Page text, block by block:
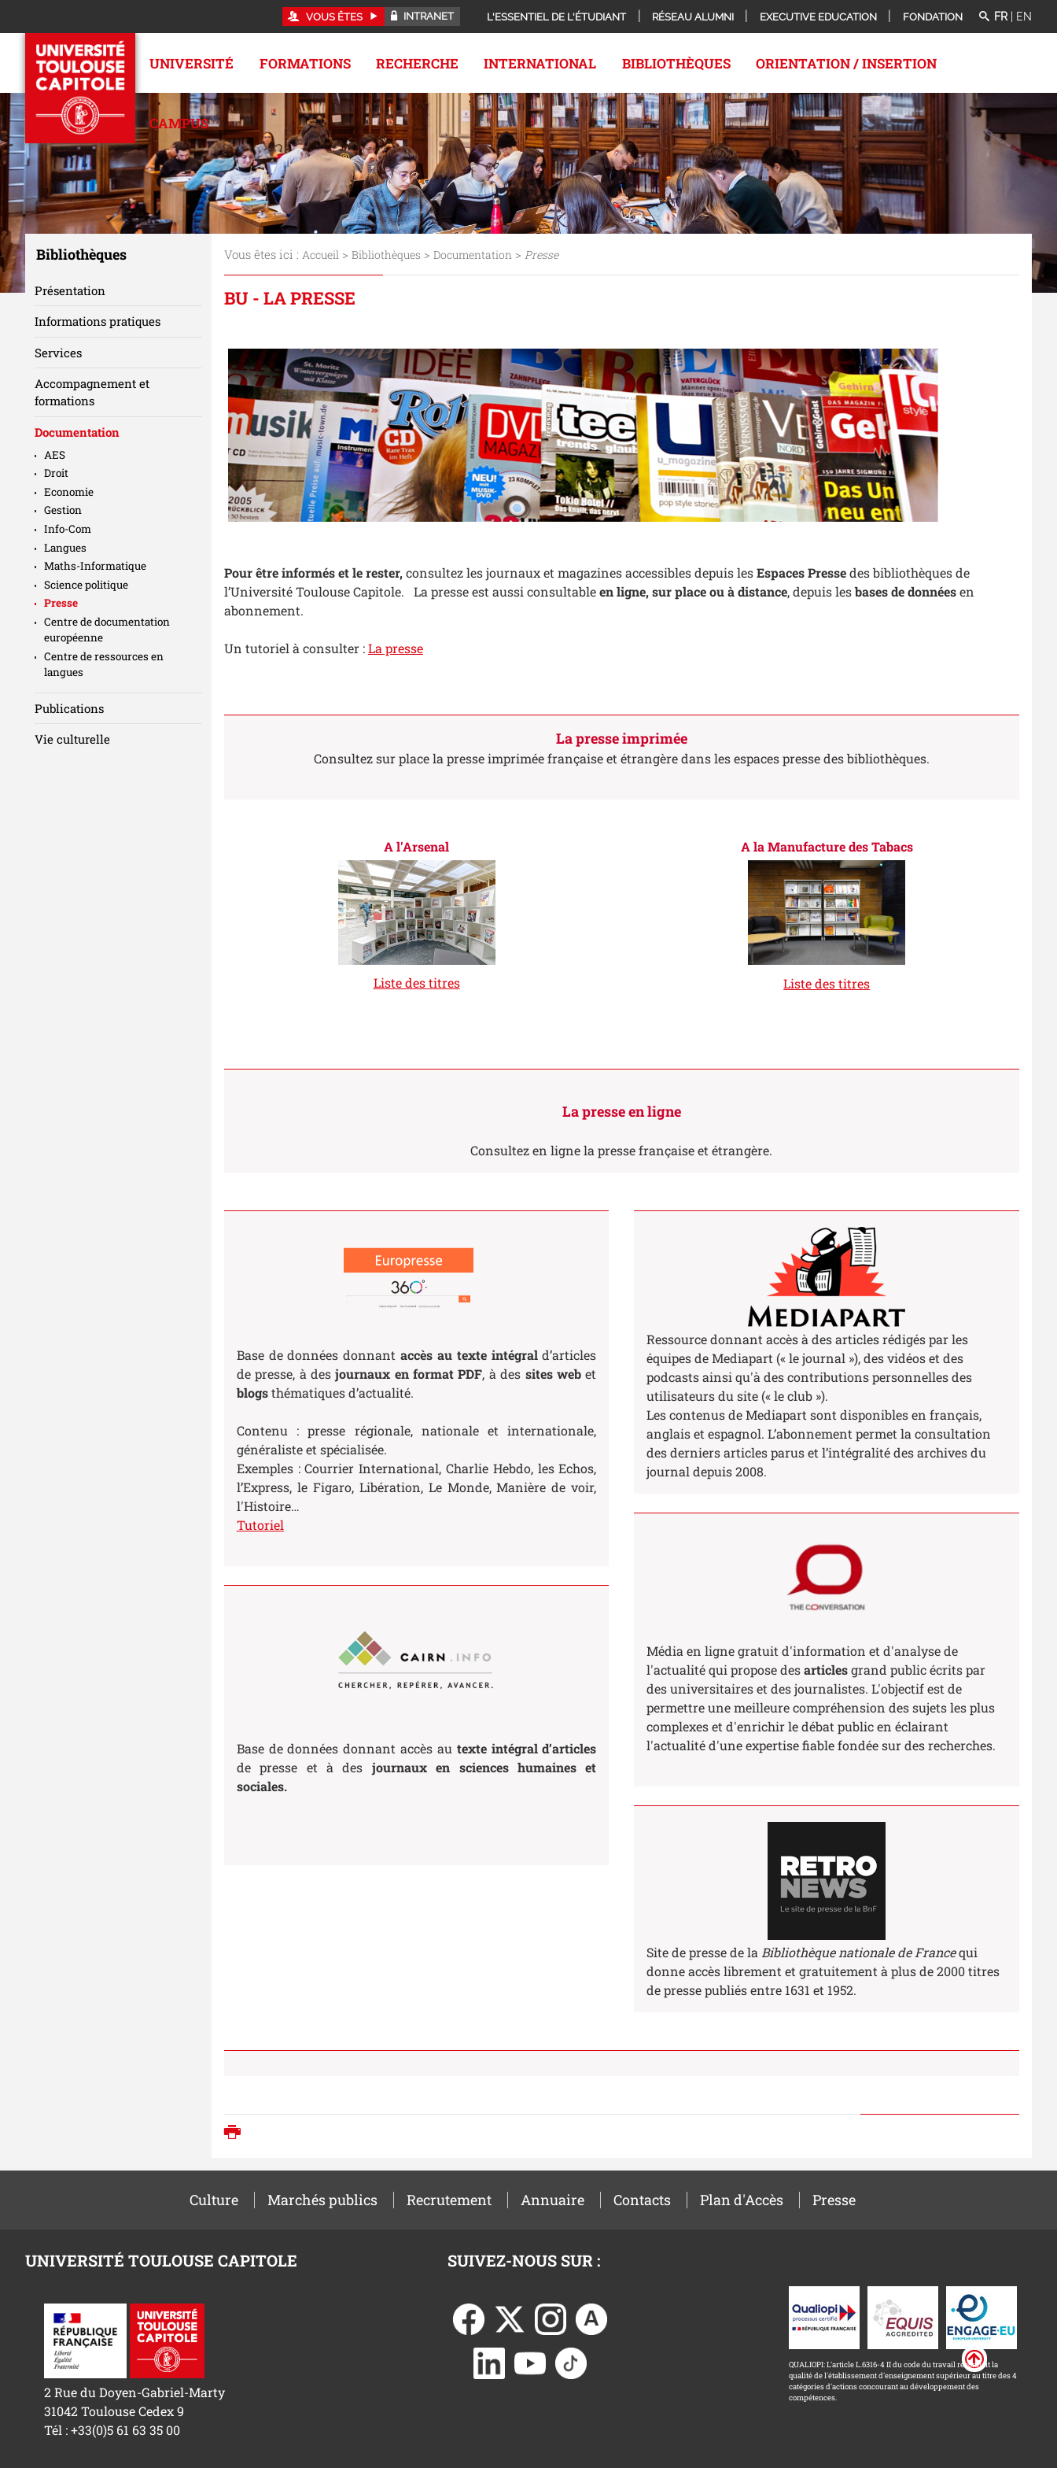
VOUS ÊTES INTRANET L'ESSENTIEL DE L'ÉTUDIANT RÉSEAU ALUMNI EXECUTIVE EDUCATION FONDATION FR EN
UNIVERSITÉ FORMATIONS RECHERCHE INTERNATIONAL BIBLIOTHÈQUES ORIENTATION / INSERTION
CAMPUS
Vous êtes ici : Accueil> Bibliothèques > Documentation> Presse
BU - LA PRESSE
Pour être informés et le rester,consultez les journaux et magazines accessibles depuislesEspaces Pressedes bibliothèques de
l’Université Toulouse Capitole. La presse est aussi consultableen ligne, sur place ou à distance, depuis lesbases de donnéesen
abonnement.
Un tutoriel à consulter :La presse
La presse imprimée
Consultez sur place la presse imprimée française et étrangère dans les espaces presse des bibliothèques.
A l'Arsenal
Liste des titres
A la Manufacture des Tabacs
Liste des titres
La presse en ligne
Consultez en ligne la presse française et étrangère.
Base de données donnantaccès au texte intégrald’articles
de presse, à desjournaux en format PDF, à des sites web et
blogsthématiques d’actualité.
Contenu
: presse régionale, nationale et internationale,
généraliste et spécialisée.
Exemples : Courrier International, Charlie Hebdo, les Echos,
l’Express, le Figaro, Libération, Le Monde, Manière de voir,
l'Histoire…
Tutoriel
Base de données donnant accès au texte intégral d’articles
de presse et à des journaux en sciences humaines et
sociales.
Ressource donnant accès à des articles rédigés par les
équipes de Mediapart (« le journal »), des vidéos et des
podcasts ainsi qu'à des contributions personnelles des
utilisateurs du site (« le club »).
Les contenus de Mediapart sont disponibles en français,
anglais et espagnol. L’abonnement permet la consultation
des derniers articles parus et l’intégralité des archives du
journal depuis 2008.
Média en ligne gratuit d'information et d'analyse de
l'actualité qui propose desarticlesgrand public écrits par
des universitaires et des journalistes. L'objectif est de
permettre une meilleure compréhension des sujets les plus
complexes et d'enrichir le débat public en éclairant
l'actualité d'une expertise fiable fondée sur des recherches.
Site de presse de la Bibliothèque nationale de Francequi
donne accès librement et gratuitement à plus de 2000 titres
de presse publiés entre 1631 et 1952.
Bibliothèques
Présentation
Informations pratiques
Services
Accompagnement et
formations
Documentation
AES
Droit
Economie
Gestion
Info-Com
Langues
Maths-Informatique
Science politique
Presse
Centre de documentation
européenne
Centre de ressources en
langues
Publications
Vie culturelle
Culture Marchés publics Recrutement Annuaire Contacts Plan d'Accès Presse
UNIVERSITÉ TOULOUSE CAPITOLE
2 Rue du Doyen-Gabriel-Marty
31042 Toulouse Cedex 9
Tél : +33(0)5 61 63 35 00
SUIVEZ-NOUS SUR :
QUALIOPI: L'article L.6316-4 II du code du travail reconnait la
qualité de l'établissement d'enseignement supérieur au titre des 4
catégories d'actions concourant au développement des
compétences.